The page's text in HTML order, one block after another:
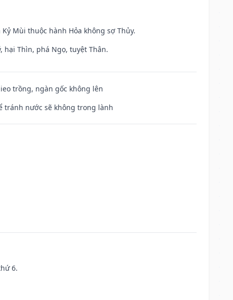
Mùi thuộc hành Hỏa không sợ Thủy.
hại Thìn, phá Ngọ, tuyệt Thân.
trồng, ngàn gốc không lên
tránh nước sẽ không trong lành
6.